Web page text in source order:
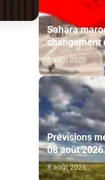
Sahara
changement
8 août 2026
Prévisions
08 août 2026
8 août 2026